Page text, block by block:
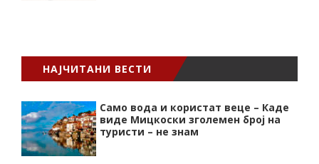
НАЈЧИТАНИ ВЕСТИ
Само вода и користат веце – Каде
виде Мицкоски зголемен број на
туристи – не знам